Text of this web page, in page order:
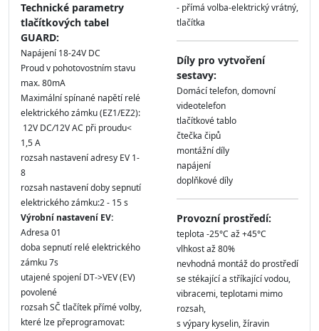
Technické parametry
tlačítkových tabel
GUARD:
Napájení 18-24V DC
Proud v pohotovostním stavu
max. 80mA
Maximální spínané napětí relé
elektrického zámku (EZ1/EZ2):
12V DC/12V AC při proudu<
1,5 A
rozsah nastavení adresy EV 1-
8
rozsah nastavení doby sepnutí
elektrického zámku:2 - 15 s
Výrobní nastavení EV:
Adresa 01
doba sepnutí relé elektrického
zámku 7s
utajené spojení DT->VEV (EV)
povolené
rozsah SČ tlačítek přímé volby,
které lze přeprogramovat:
- přímá volba-elektrický vrátný,
tlačítka
Díly pro vytvoření
sestavy:
Domácí telefon, domovní
videotelefon
tlačítkové tablo
čtečka čipů
montážní díly
napájení
doplňkové díly
Provozní prostředí:
teplota -25°C až +45°C
vlhkost až 80%
nevhodná montáž do prostředí
se stékající a stříkající vodou,
vibracemi, teplotami mimo
rozsah,
s výpary kyselin, žíravin